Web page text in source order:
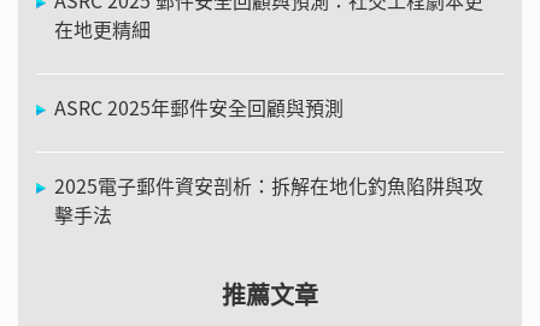
在地更精細
ASRC 2025年郵件安全回顧與預測
2025電子郵件資安剖析：拆解在地化釣魚陷阱與攻
擊手法
推薦文章